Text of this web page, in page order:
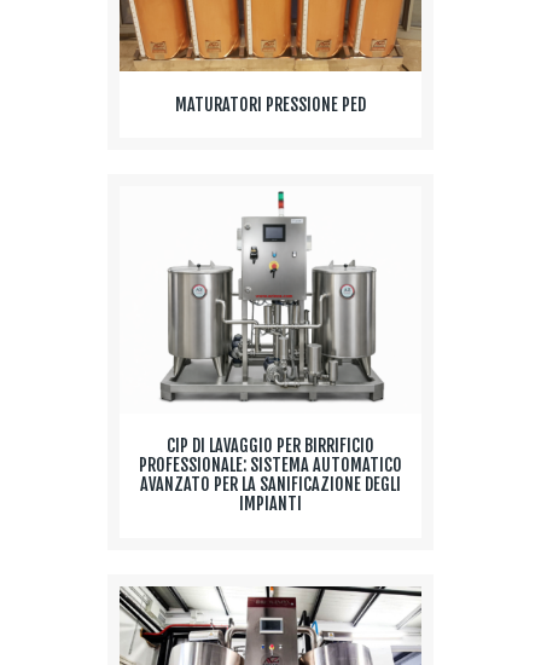
MATURATORI PRESSIONE PED
CIP DI LAVAGGIO PER BIRRIFICIO
PROFESSIONALE: SISTEMA AUTOMATICO
AVANZATO PER LA SANIFICAZIONE DEGLI
IMPIANTI